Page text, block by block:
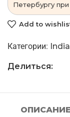
Петербургу
Add to
Категории:
Делиться:
ОПИСАНИЕ